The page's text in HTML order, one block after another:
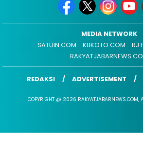
MEDIA NETWORK
SATUIN.COM
KLIKOTO.COM
RJ
REDAKSI ADVERTISEMENT
COPYRIGHT @ 2026 RAKYATJABARNEWS.COM,